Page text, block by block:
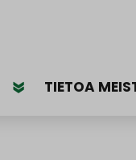
TIETOA